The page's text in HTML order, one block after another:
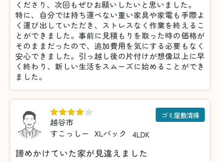
くださり、次回もぜひお願いしたいと思いました。
特に、自分では持ち運べない重い家具や家電も手際よ
く運び出していただき、ストレスなく作業を終えるこ
とができました。事前に見積もりを取った時の価格が
そのままだったので、追加費用を気にする必要もなく
安心できました。引っ越し後の片付けが想像以上に早
く終わり、新しい生活をスムーズに始めることができ
ました。
越谷市
すこっしー
XLパック 4LDK
ゴミ屋敷清掃
諦めかけていた家が見違えました